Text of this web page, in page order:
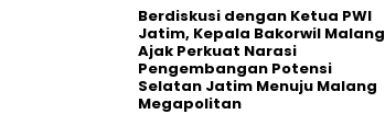
Berdiskusi dengan Ketua PWI
Jatim, Kepala Bakorwil Malang
Ajak Perkuat Narasi
Pengembangan Potensi
Selatan Jatim Menuju Malang
Megapolitan